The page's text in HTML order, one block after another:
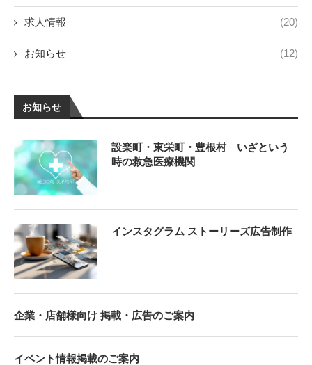
求人情報 (20)
お知らせ (12)
お知らせ
設楽町・東栄町・豊根村 いざという
時の救急医療機関
インスタグラム ストーリーズ広告制作
企業・店舗様向け 掲載・広告のご案内
イベント情報掲載のご案内